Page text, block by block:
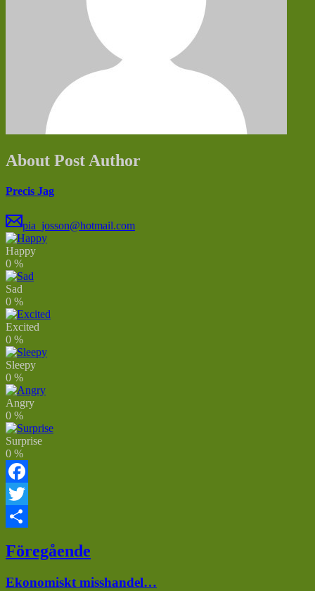
About Post Author
Precis Jag
pia_josson@hotmail.com
Happy
0 %
Sad
0 %
Excited
0 %
Sleepy
0 %
Angry
0 %
Surprise
0 %
Facebook
Twitter
Inläggsnavigering
Föregående
Föregående
Ekonomiskt misshandel…